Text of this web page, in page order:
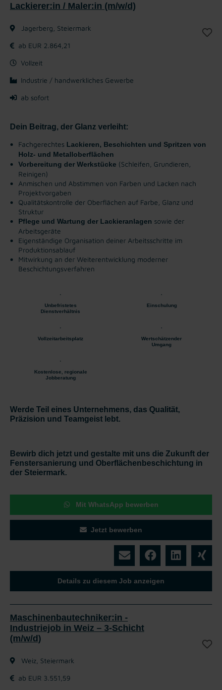
Lackierer:in / Maler:in (m/w/d)
Jagerberg, Steiermark
ab EUR 2.864,21
Vollzeit
Industrie / handwerkliches Gewerbe
ab sofort
Dein Beitrag, der Glanz verleiht:
Fachgerechtes Lackieren, Beschichten und Spritzen von
Holz- und Metalloberflächen
Vorbereitung der Werkstücke (Schleifen, Grundieren,
Reinigen)
Anmischen und Abstimmen von Farben und Lacken nach
Projektvorgaben
Qualitätskontrolle der Oberflächen auf Farbe, Glanz und
Struktur
Pflege und Wartung der Lackieranlagen sowie der
Arbeitsgeräte
Eigenständige Organisation deiner Arbeitsschritte im
Produktionsablauf
Mitwirkung an der Weiterentwicklung moderner
Beschichtungsverfahren
Unbefristetes
Dienstverhältnis
Einschulung
Vollzeitarbeitsplatz
Wertschätzender
Umgang
Kostenlose, regionale
Jobberatung
Werde Teil eines Unternehmens, das Qualität,
Präzision und Teamgeist lebt.
Bewirb dich jetzt und gestalte mit uns die Zukunft der
Fenstersanierung und Oberflächenbeschichtung in
der Steiermark.
Mit WhatsApp bewerben
Jetzt bewerben
Details zu diesem Job anzeigen
Maschinenbautechniker:in -
Industriejob in Weiz – 3-Schicht
(m/w/d)
Weiz, Steiermark
ab EUR 3.551,59